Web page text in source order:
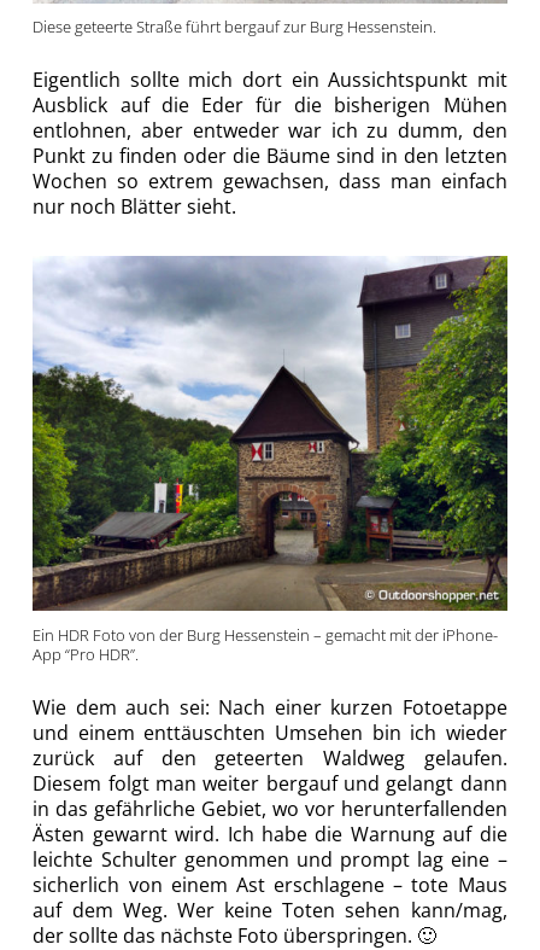
Diese geteerte Straße führt bergauf zur Burg Hessenstein.
Eigentlich sollte mich dort ein Aussichtspunkt mit
Ausblick auf die Eder für die bisherigen Mühen
entlohnen, aber entweder war ich zu dumm, den
Punkt zu finden oder die Bäume sind in den letzten
Wochen so extrem gewachsen, dass man einfach
nur noch Blätter sieht.
Ein HDR Foto von der Burg Hessenstein – gemacht mit der iPhone-
App “Pro HDR”.
Wie dem auch sei: Nach einer kurzen Fotoetappe
und einem enttäuschten Umsehen bin ich wieder
zurück auf den geteerten Waldweg gelaufen.
Diesem folgt man weiter bergauf und gelangt dann
in das gefährliche Gebiet, wo vor herunterfallenden
Ästen gewarnt wird. Ich habe die Warnung auf die
leichte Schulter genommen und prompt lag eine –
sicherlich von einem Ast erschlagene – tote Maus
auf dem Weg. Wer keine Toten sehen kann/mag,
der sollte das nächste Foto überspringen. 🙂